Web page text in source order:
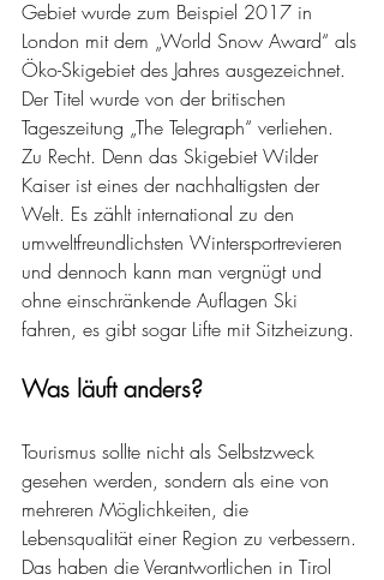
Gebiet wurde zum Beispiel 2017 in
London mit dem „World Snow Award“ als
Öko-Skigebiet des Jahres ausgezeichnet.
Der Titel wurde von der britischen
Tageszeitung „The Telegraph“ verliehen.
Zu Recht. Denn das Skigebiet Wilder
Kaiser ist eines der nachhaltigsten der
Welt. Es zählt international zu den
umweltfreundlichsten Wintersportrevieren
und dennoch kann man vergnügt und
ohne einschränkende Auflagen Ski
fahren, es gibt sogar Lifte mit Sitzheizung.
Was läuft anders?
Tourismus sollte nicht als Selbstzweck
gesehen werden, sondern als eine von
mehreren Möglichkeiten, die
Lebensqualität einer Region zu verbessern.
Das haben die Verantwortlichen in Tirol